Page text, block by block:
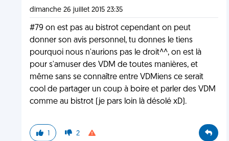
dimanche 26 juillet 2015 23:35
#79 on est pas au bistrot cependant on peut
donner son avis personnel, tu donnes le tiens
pourquoi nous n'aurions pas le droit^^, on est là
pour s'amuser des VDM de toutes manières, et
même sans se connaître entre VDMiens ce serait
cool de partager un coup à boire et parler des VDM
comme au bistrot (je pars loin là désolé xD).
1 2